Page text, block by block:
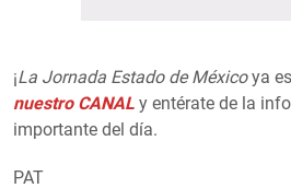
¡La Jornada Estado de Méxicoya
nuestro CANAL y entérate de la
importante del día.
PAT